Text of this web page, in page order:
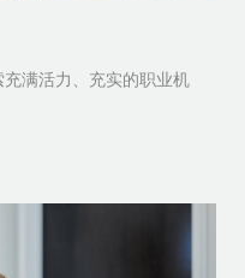
满活力、充实的职业机